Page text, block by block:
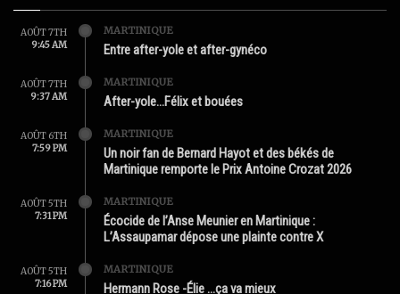
AOÛT 7TH
9:45 AM
MARTINIQUE
Entre after-yole et after-gynéco
AOÛT 7TH
9:37 AM
MARTINIQUE
After-yole…Félix et bouées
AOÛT 6TH
7:59 PM
MARTINIQUE
Un noir fan de Bernard Hayot et des békés de
Martinique remporte le Prix Antoine Crozat 2026
AOÛT 5TH
7:31 PM
MARTINIQUE
Écocide de l’Anse Meunier en Martinique :
L’Assaupamar dépose une plainte contre X
AOÛT 5TH
7:16 PM
MARTINIQUE
Hermann Rose -Élie …ça va mieux